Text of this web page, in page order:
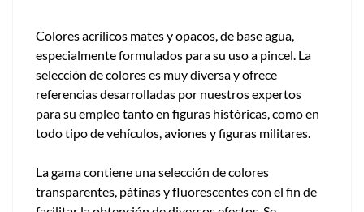
Colores acrílicos mates y opacos, de base agua,
especialmente formulados para su uso a pincel. La
selección de colores es muy diversa y ofrece
referencias desarrolladas por nuestros expertos
para su empleo tanto en figuras históricas, como en
todo tipo de vehículos, aviones y figuras militares.
La gama contiene una selección de colores
transparentes, pátinas y fluorescentes con el fin de